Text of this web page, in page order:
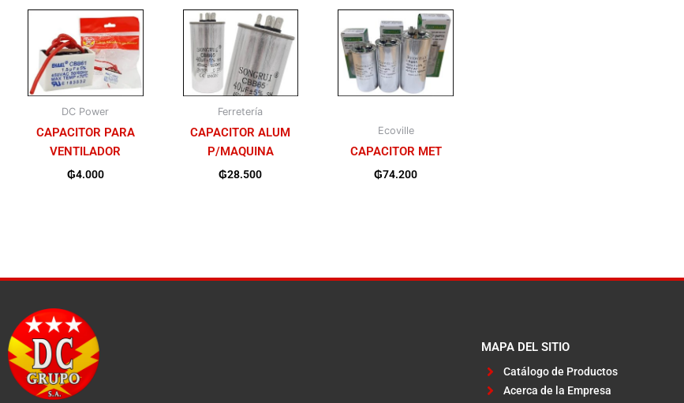
DC Power
CAPACITOR PARA
VENTILADOR
₲4.000
Ferretería
CAPACITOR ALUM
P/MAQUINA
₲28.500
Ecoville
CAPACITOR MET
₲74.200
MAPA DEL SITIO
Catálogo de Productos
Acerca de la Empresa